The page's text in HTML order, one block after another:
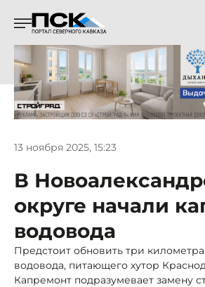
13 ноября 2025, 15:23
В
округе начали
водовода
Предстоит обновить три
водовода, питающего хутор
Капремонт подразумевает замену